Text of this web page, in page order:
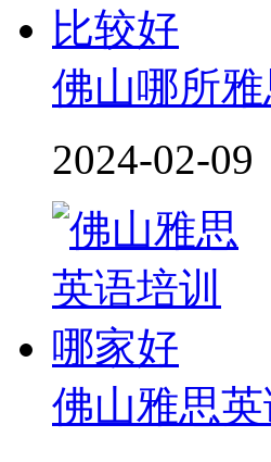
佛山哪所
2024-02-09
佛山雅思